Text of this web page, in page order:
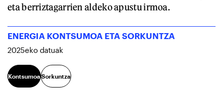
eta berriztagarrien aldeko apustu irmoa.